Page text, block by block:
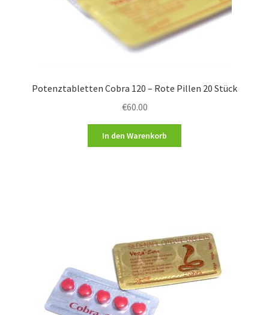
Potenztabletten Cobra 120 – Rote Pillen 20 Stück
€60.00
In den Warenkorb